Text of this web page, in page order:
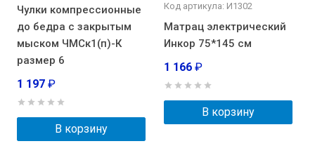
Чулки компрессионные
до бедра с закрытым
мыском ЧМСк1(п)-К
размер 6
1 197 ₽
В корзину
Код артикула: И1302
Матрац электрический
Инкор 75*145 см
1 166 ₽
В корзину